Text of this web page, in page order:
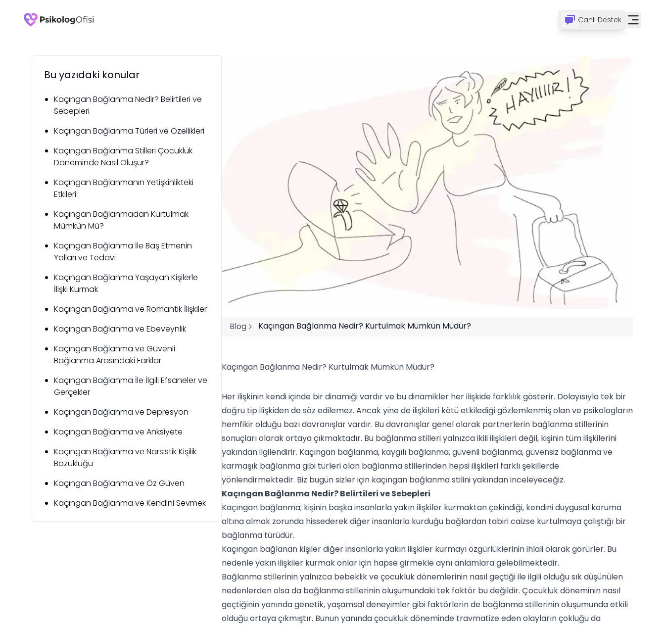
Canlı Destek
Bu yazıdaki konular
Kaçıngan Bağlanma Nedir? Belirtileri ve
Sebepleri
Kaçıngan Bağlanma Türleri ve Özellikleri
Kaçıngan Bağlanma Stilleri Çocukluk
Döneminde Nasıl Oluşur?
Kaçıngan Bağlanmanın Yetişkinlikteki
Etkileri
Kaçıngan Bağlanmadan Kurtulmak
Mümkün Mü?
Kaçıngan Bağlanma İle Baş Etmenin
Yolları ve Tedavi
Kaçıngan Bağlanma Yaşayan Kişilerle
İlişki Kurmak
Kaçıngan Bağlanma ve Romantik İlişkiler
Kaçıngan Bağlanma ve Ebeveynlik
Kaçıngan Bağlanma ve Güvenli
Bağlanma Arasındaki Farklar
Kaçıngan Bağlanma İle İlgili Efsaneler ve
Gerçekler
Kaçıngan Bağlanma ve Depresyon
Kaçıngan Bağlanma ve Anksiyete
Kaçıngan Bağlanma ve Narsistik Kişilik
Bozukluğu
Kaçıngan Bağlanma ve Öz Güven
Kaçıngan Bağlanma ve Kendini Sevmek
Blog Kaçıngan Bağlanma Nedir? Kurtulmak Mümkün Müdür?
Kaçıngan Bağlanma Nedir? Kurtulmak Mümkün Müdür?
Her ilişkinin kendi içinde bir dinamiği vardır ve bu dinamikler her ilişkide farklılık gösterir. Dolayısıyla tek bir
doğru tip ilişkiden de söz edilemez. Ancak yine de ilişkileri kötü etkilediği gözlemlenmiş olan ve psikologların
hemfikir olduğu bazı davranışlar vardır. Bu davranışlar genel olarak partnerlerin bağlanma stillerinin
sonuçları olarak ortaya çıkmaktadır. Bu bağlanma stilleri yalnızca ikili ilişkileri değil, kişinin tüm ilişkilerini
yakından ilgilendirir. Kaçıngan bağlanma, kaygılı bağlanma, güvenli bağlanma, güvensiz bağlanma ve
karmaşık bağlanma gibi türleri olan bağlanma stillerinden hepsi ilişkileri farklı şekillerde
yönlendirmektedir. Biz bugün sizler için kaçıngan bağlanma stilini yakından inceleyeceğiz.
Kaçıngan Bağlanma Nedir? Belirtileri ve Sebepleri
Kaçıngan bağlanma; kişinin başka insanlarla yakın ilişkiler kurmaktan çekindiği, kendini duygusal koruma
altına almak zorunda hissederek diğer insanlarla kurduğu bağlardan tabiri caizse kurtulmaya çalıştığı bir
bağlanma türüdür.
Kaçıngan bağlanan kişiler diğer insanlarla yakın ilişkiler kurmayı özgürlüklerinin ihlali olarak görürler. Bu
nedenle yakın ilişkiler kurmak onlar için hapse girmekle aynı anlamlara gelebilmektedir.
Bağlanma stillerinin yalnızca bebeklik ve çocukluk dönemlerinin nasıl geçtiği ile ilgili olduğu sık düşünülen
nedenlerden olsa da bağlanma stillerininoluşumundaki tek faktör bu değildir. Çocukluk döneminin nasıl
geçtiğinin yanında genetik, yaşamsal deneyimler gibi faktörlerin de bağlanma stillerinin oluşumunda etkili
olduğu ortaya çıkmıştır. Bunun yanında çocukluk döneminde travmatize eden olayların çokluğu da